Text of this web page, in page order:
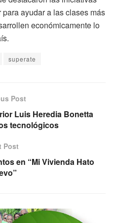
ayudar a las clases más
económicamente lo
superate
Post
Luis Heredia Bonetta
tecnológicos
Post
en “Mi Vivienda Hato